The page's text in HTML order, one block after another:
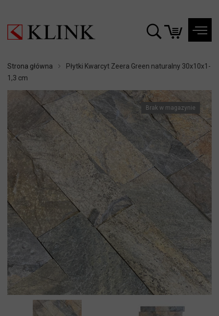
Strona główna
Płytki Kwarcyt Zeera Green naturalny 30x10x1-
1,3 cm
Brak w magazynie